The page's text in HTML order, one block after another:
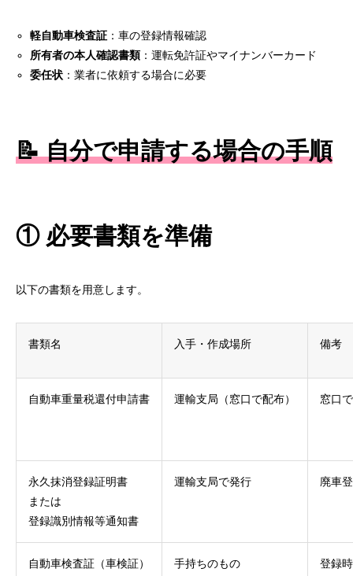
軽自動車検査証 ：車の登録情報確認
所有者の本人確認書類 ：運転免許証やマイナンバーカード
委任状 ：業者に依頼する場合に必要
📝 自分で申請する場合の手順
① 必要書類を準備
以下の書類を用意します。
書類名 入手・作成場所 備考
自動車重量税還付申請書 運輸支局（窓口で配布） 窓口
永久抹消登録証明書
または
登録識別情報等通知書
運輸支局で発行 廃車
自動車検査証（車検証） 手持ちのもの 登録